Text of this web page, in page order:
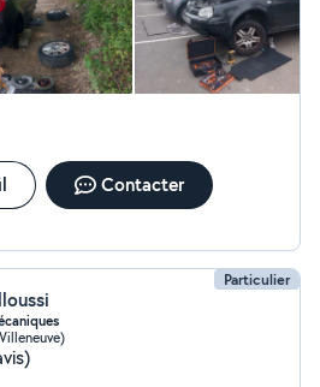
Contacter
Particulier